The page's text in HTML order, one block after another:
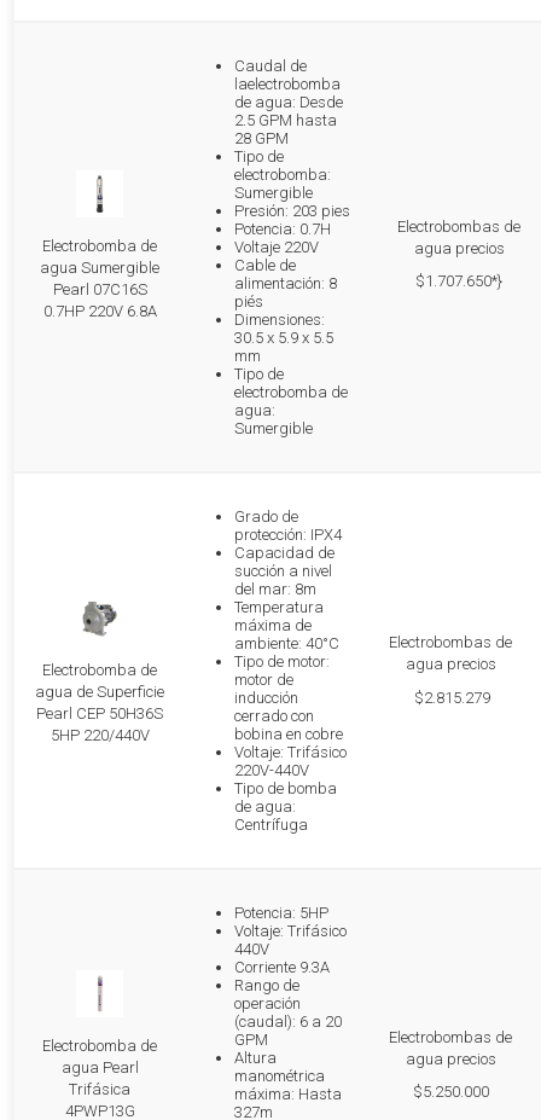
Electrobomba de
agua Sumergible
Pearl 07C16S
0.7HP 220V 6.8A
Caudal de
laelectrobomba
de agua: Desde
2.5 GPM hasta
28 GPM
Tipo de
electrobomba:
Sumergible
Presión: 203 pies
Potencia: 0.7H
Voltaje 220V
Cable de
alimentación: 8
piés
Dimensiones:
30.5 x 5.9 x 5.5
mm
Tipo de
electrobomba de
agua:
Sumergible
Electrobombas de
agua precios
$1.707.650*}
Electrobomba de
agua de Superficie
Pearl CEP 50H36S
5HP 220/440V
Grado de
protección: IPX4
Capacidad de
succión a nivel
del mar: 8m
Temperatura
máxima de
ambiente: 40°C
Tipo de motor:
motor de
inducción
cerrado con
bobina en cobre
Voltaje: Trifásico
220V-440V
Tipo de bomba
de agua:
Centrífuga
Electrobombas de
agua precios
$2.815.279
Electrobomba de
agua Pearl
Trifásica
4PWP13G
Potencia: 5HP
Voltaje: Trifásico
440V
Corriente 9.3A
Rango de
operación
(caudal): 6 a 20
GPM
Altura
manométrica
máxima: Hasta
327m
Electrobombas de
agua precios
$5.250.000